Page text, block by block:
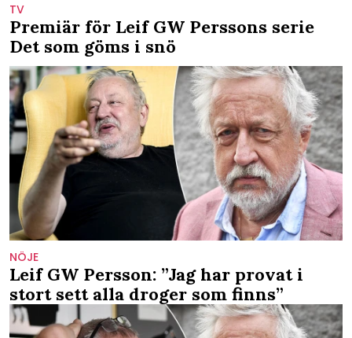
TV
Premiär för Leif GW Perssons serie
Det som göms i snö
NÖJE
Leif GW Persson: ”Jag har provat i
stort sett alla droger som finns”